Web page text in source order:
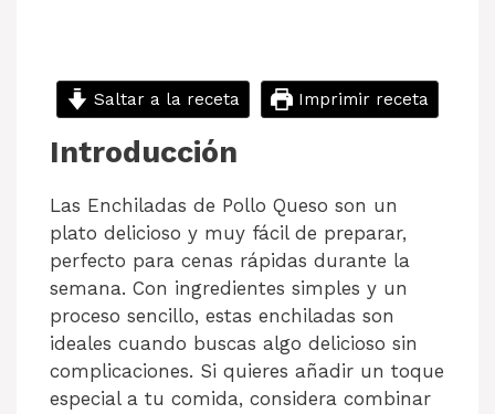
Saltar a la receta Imprimir receta
Introducción
Las Enchiladas de Pollo Queso son un
plato delicioso y muy fácil de preparar,
perfecto para cenas rápidas durante la
semana. Con ingredientes simples y un
proceso sencillo, estas enchiladas son
ideales cuando buscas algo delicioso sin
complicaciones. Si quieres añadir un toque
especial a tu comida, considera combinar